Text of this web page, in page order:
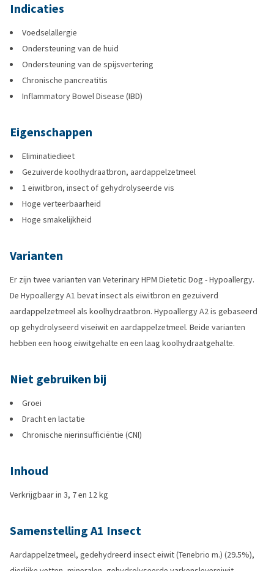
Indicaties
Voedselallergie
Ondersteuning van de huid
Ondersteuning van de spijsvertering
Chronische pancreatitis
Inflammatory Bowel Disease (IBD)
Eigenschappen
Eliminatiedieet
Gezuiverde koolhydraatbron, aardappelzetmeel
1 eiwitbron, insect of gehydrolyseerde vis
Hoge verteerbaarheid
Hoge smakelijkheid
Varianten
Er zijn twee varianten van Veterinary HPM Dietetic Dog - Hypoallergy.
De Hypoallergy A1 bevat insect als eiwitbron en gezuiverd
aardappelzetmeel als koolhydraatbron. Hypoallergy A2 is gebaseerd
op gehydrolyseerd viseiwit en aardappelzetmeel. Beide varianten
hebben een hoog eiwitgehalte en een laag koolhydraatgehalte.
Niet gebruiken bij
Groei
Dracht en lactatie
Chronische nierinsufficiëntie (CNI)
Inhoud
Verkrijgbaar in 3, 7 en 12 kg
Samenstelling A1 Insect
Aardappelzetmeel, gedehydreerd insect eiwit (Tenebrio m.) (29.5%),